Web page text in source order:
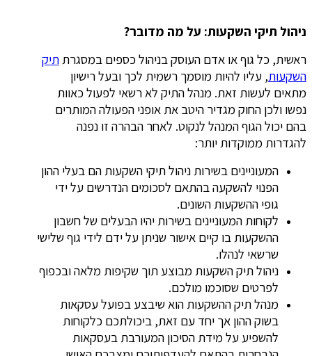
ניהול תיקי השקעות: על מה מדובר?
ראשית, כל גוף או אדם העוסק בניהול כספים במסגרתתיק
השקעות, עליו להיות מוסמך רשמית לכך ובעל רישיון
מתאים לעשות זאת. מנהל התיק לא רשאי לפעול כאוות
נפשו ולכן החוק מגדיר היטב את אופני הפעולה המותרים
בהם יכול הגוף המנהל לנקוט. לאחר הבהרה זו נפנה
להגדרות ממוקדות יותר:
המעוניינים בשירות ניהול תיקי השקעות הם בעלי ההון
הפנוי להשקעה בהתאם לסכומים הנדרשים על ידי
גופי ההשקעות השונים.
לקוחות המעוניינים בשירות יהיו הבעלים של חשבון
ההשקעות בו קיים אישור שניתן על ידם לידי גוף שלישי
שרשאי לנהלו.
ניהול תיק השקעות מבוצע תוך שקיפות מלאה ובכפוף
לפרטים שסוכמו מולכם.
מנהל תיק ההשקעות הוא שיבצע בפועל עסקאות
בשוק ההון אך יחד עם זאת, ביכולתכם כלקוחות
להשפיע על מידת הסיכון המעורבת בעסקאות